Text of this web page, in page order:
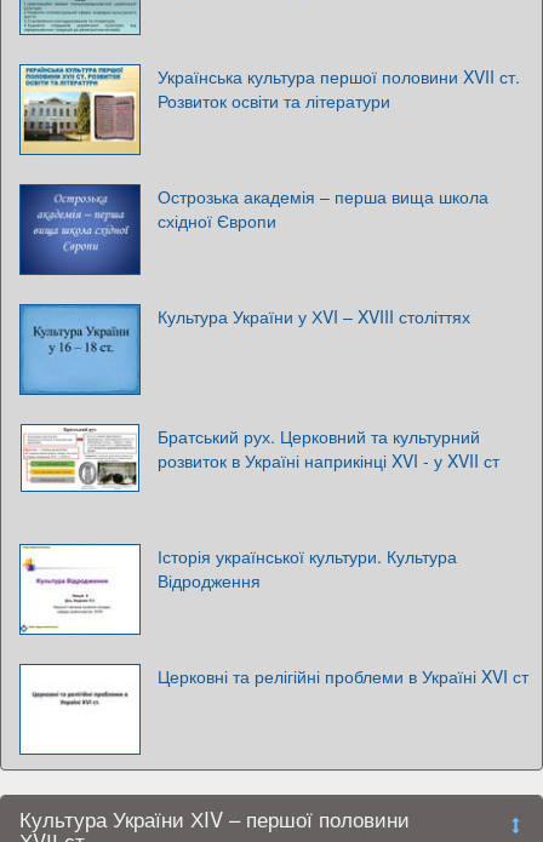
Українська культура першої половини XVII ст.
Розвиток освіти та літератури
Острозька академія – перша вища школа
східної Європи
Культура України у ХVI – XVIII століттях
Братський рух. Церковний та культурний
розвиток в Україні наприкінці XVI - у XVII ст
Історія української культури. Культура
Відродження
Церковні та релігійні проблеми в Україні XVI ст
Культура України ХIV – першої половини